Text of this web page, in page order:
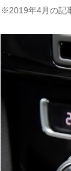
※2019年4月の記